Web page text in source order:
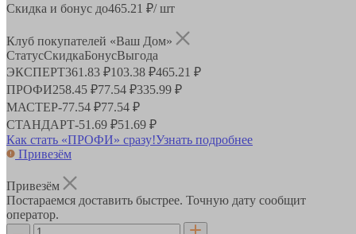
Скидка и бонус до465.21 ₽/ шт
Клуб покупателей «Ваш Дом»
СтатусСкидкаБонусВыгода
ЭКСПЕРТ361.83 ₽103.38 ₽465.21 ₽
ПРОФИ258.45 ₽77.54 ₽335.99 ₽
МАСТЕР-77.54 ₽77.54 ₽
СТАНДАРТ-51.69 ₽51.69 ₽
Как стать «ПРОФИ» сразу!Узнать подробнее
Привезём
Привезём
Постараемся доставить быстрее. Точную дату сообщит
оператор.